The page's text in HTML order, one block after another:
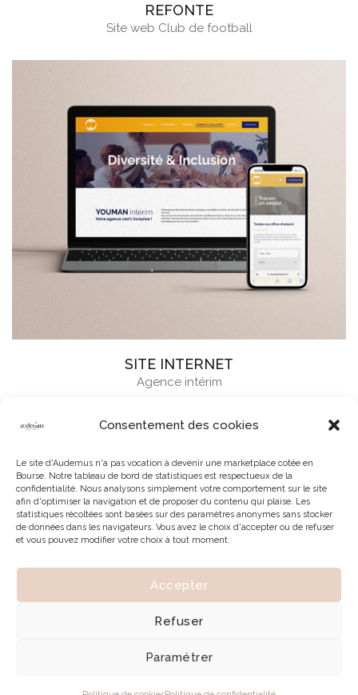
Consentement des cookies
Le site d'Audemus n'a pas vocation à devenir une marketplace cotée en
Bourse. Notre tableau de bord de statistiques est respectueux de la
confidentialité. Nous analysons simplement votre comportement sur le site
afin d'optimiser la navigation et de proposer du contenu qui plaise. Les
statistiques récoltées sont basées sur des paramètres anonymes sans stocker
de données dans les navigateurs. Vous avez le choix d'accepter ou de refuser
et vous pouvez modifier votre choix à tout moment.
Accepter
Refuser
Paramétrer
REFONTE
Site web Club de football
SITE INTERNET
Agence intérim
© 2026 | Tous droits réservés à Audemus